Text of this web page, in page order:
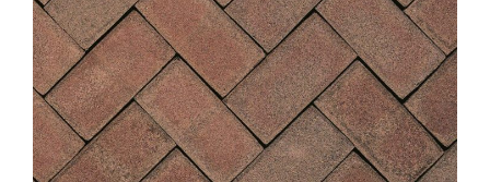
Contact
Offerte aanvragen